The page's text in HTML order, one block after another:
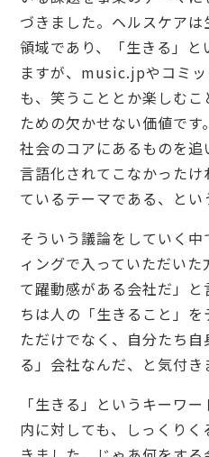
づきました。ヘルスケア
領域であり、「生きる」と
ますが、music.jpやコミ
も、笑うこととか楽しむ
ための欠かせない価値で
社会のコアにあるものを
言語化されてこなかった
ているテーマである、とい
そういう議論をしていく
ィングで入っていただいた
て躍動感がある会社だ」
ちは人の「生きること」
ただけでなく、自分たち
る」会社なんだ、と気付き
「生きる」というキーワ
内に対しても、しっくり